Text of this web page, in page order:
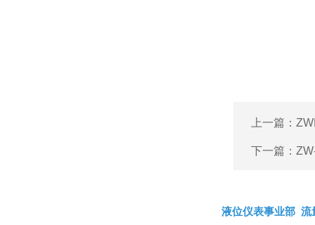
上一篇：
下一篇：
液位仪表事业部 流